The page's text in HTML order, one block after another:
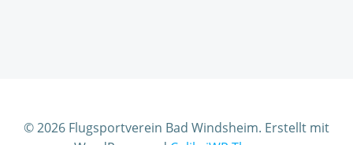
© 2026 Flugsportverein Bad Windsheim. Erstellt mit